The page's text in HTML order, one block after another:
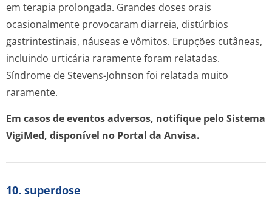
em terapia prolongada. Grandes doses orais
ocasionalmente provocaram diarreia, distúrbios
gastrintestinais, náuseas e vômitos. Erupções cutâneas,
incluindo urticária raramente foram relatadas.
Síndrome de Stevens-Johnson foi relatada muito
raramente.
Em casos de eventos adversos, notifique pelo Sistema
VigiMed, disponível no Portal da Anvisa.
10. superdose